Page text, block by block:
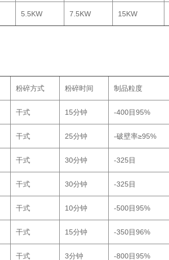
5.5KW 7.5KW 15KW
粉碎方式 粉碎时间 制品粒度
干式 15分钟 -400目95%
干式 25分钟 -破壁率≥95%
干式 30分钟 -325目
干式 30分钟 -325目
干式 10分钟 -500目95%
干式 15分钟 -350目96%
干式 3分钟 -800目95%